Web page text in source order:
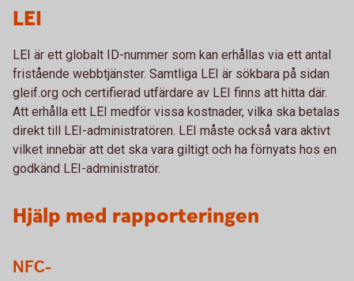
LEI
LEI är ett globalt ID-nummer som kan erhållas via ett antal
fristående webbtjänster. Samtliga LEI är sökbara på sidan
gleif.org och certifierad utfärdare av LEI finns att hitta där.
Att erhålla ett LEI medför vissa kostnader, vilka ska betalas
direkt till LEI-administratören. LEI måste också vara aktivt
vilket innebär att det ska vara giltigt och ha förnyats hos en
godkänd LEI-administratör.
Hjälp med rapporteringen
NFC-